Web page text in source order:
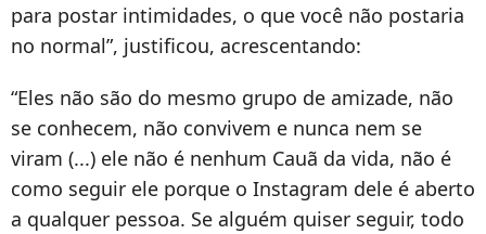
para postar intimidades, o que você não postaria
no normal”, justificou, acrescentando:
“Eles não são do mesmo grupo de amizade, não
se conhecem, não convivem e nunca nem se
viram (...) ele não é nenhum Cauã da vida, não é
como seguir ele porque o Instagram dele é aberto
a qualquer pessoa. Se alguém quiser seguir, todo